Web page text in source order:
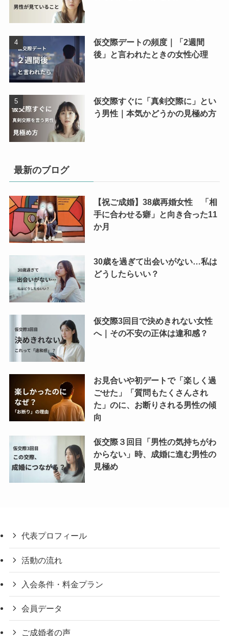
仮交際デートの頻度｜「2週間
後」と言われたときの女性心理
仮交際すぐに「真剣交際に」とい
う男性｜本気かどうかの見極め方
最新のブログ
【祝ご成婚】38歳再婚女性 「相
手に合わせる癖」と向き合った11
か月
30歳を過ぎて出会いがない…私は
どうしたらいい？
仮交際3回目で決めきれない女性
へ｜その不安の正体は違和感？
お見合いや初デートで「楽しく過
ごせた」「質問もたくさんされ
た」のに、お断りされる男性の傾
向
仮交際３回目「男性の気持ちがわ
からない」時、成婚に進む男性の
見極め
代表プロフィール
活動の流れ
入会条件・料金プラン
会員データ
ご成婚者の声